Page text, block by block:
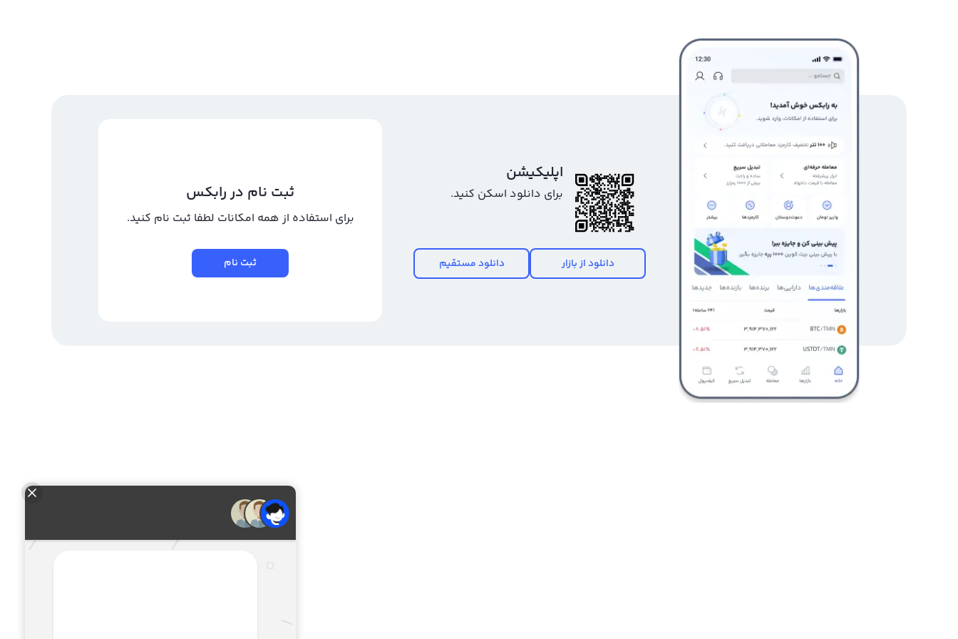
فروش میکر (maker)
فروش میکر و تبدیل میکر(mkr) به تومان در صرافی ارز دیجیتال رابکس به صورت آنی انجام می‌شود. معادل ریالی میکر
فروش رفته از طریق سیکل های پایا برای کاربران ارسال خواهد شد. علاوه بر امکان فروش میکر و تبدیل آن به تومان، امکان
تبدیل میکر به تتر نیز وجود دارد. کافی است پس از ثبت نام، کیف پول میکر خود را شارژ کرده و سپس از طریق مبدل به
فروش میکر و تبدیل آن به ریال یا تتر بپردازید ضمن اینکه خرید میکر به آسانی فروش آن است. حداقل برداشت تومانی در
سایت رابکس ۱۰۰ هزار تومان است.
نحوه فروش میکر (maker)
فروش رمز ارز میکر در نرم افزار های داخلی امری آسان است وارد کیف پول مورد نظر خود شوید و رمز ارزمیکر خود را بفروشید
و تبدیل به رمز های دیگر کنید و یا با واریز به کیف پول ایرانی خود همانند رابکس رمز ارز میکر خود را تبدیل به تومان کنید.
این ترتیب در رابکس هم در سریع‌ترین زمان ممکن است، پس از ثبت نام و تکمیل کردن احراز هویت خود در قسمت کیف پول
ارز میکر را انتخاب کرده و گزینه فروش را انتخاب کنید و در همان زمان تومان خود را برداشت کنید.
اپلیکیشن
برای دانلود اسکن کنید.
دانلود از بازار دانلود مستقیم
ثبت نام در رابکس
برای استفاده از همه امکانات لطفا ثبت نام کنید.
ثبت نام